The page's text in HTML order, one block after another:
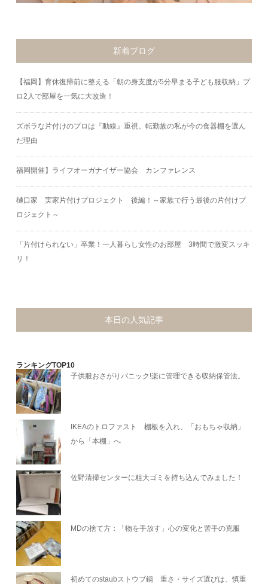
新着ブログ
【福岡】育休復帰前に整える「朝の身支度が5分早まる子ども服収納」プ
ロ2人で部屋を一気に大改造！
ズボラな片付けのプロは『動線』重視。転勤族の私が今の食器棚を選ん
だ理由
福岡開催】ライフオーガナイザー協会 カンファレンス
樋口家 実家片付けプロジェクト 後編！～家族で行う最後の片付けプ
ロジェクト～
「片付けられない」卒業！一人暮らし女性のお部屋 3時間で激変スッキ
リ！
本日の人気記事
ランキングTOP10
子供服おさがりパニック!楽に管理できる収納保管法。
IKEAのトロファスト 棚板を入れ、「おもちゃ収納」
から「本棚」へ
佐野清掃センターに粗大ゴミを持ち込んでみました！
MDの捨て方：「物を手放す」心の変化と苦手の克服
初めてのstaubストウブ鍋 重さ・サイズ選びは、慎重